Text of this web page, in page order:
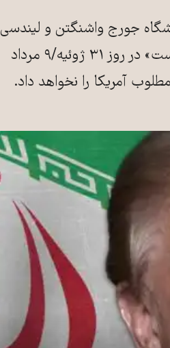
جورج واشنگتن و لیندسی
ای. اُروک، استاد دانشکده علوم سیاسی کالج بوستون، در «واشنگتن پست» در روز ۳۱ ژوئیه/۹ مرداد
آمریکا را نخواهد داد.